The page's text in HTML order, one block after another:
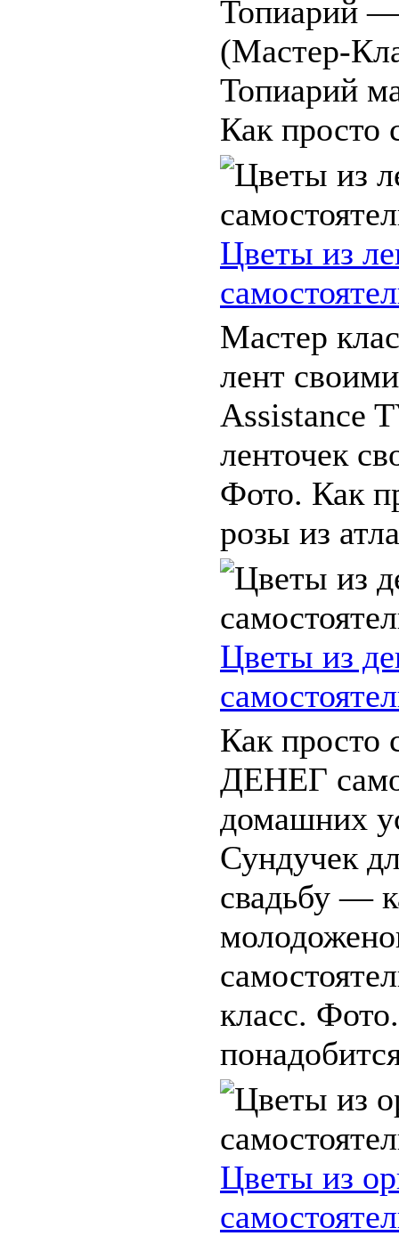
Топиарий —
(Мастер-
Топиарий
Как просто
Цветы из
Мастер
лент
Assistance
ленточек
Фото. Как
розы из
Цветы из
Как просто
ДЕНЕГ
домашних
Сундучек
свадьбу —
класс.
Цветы из